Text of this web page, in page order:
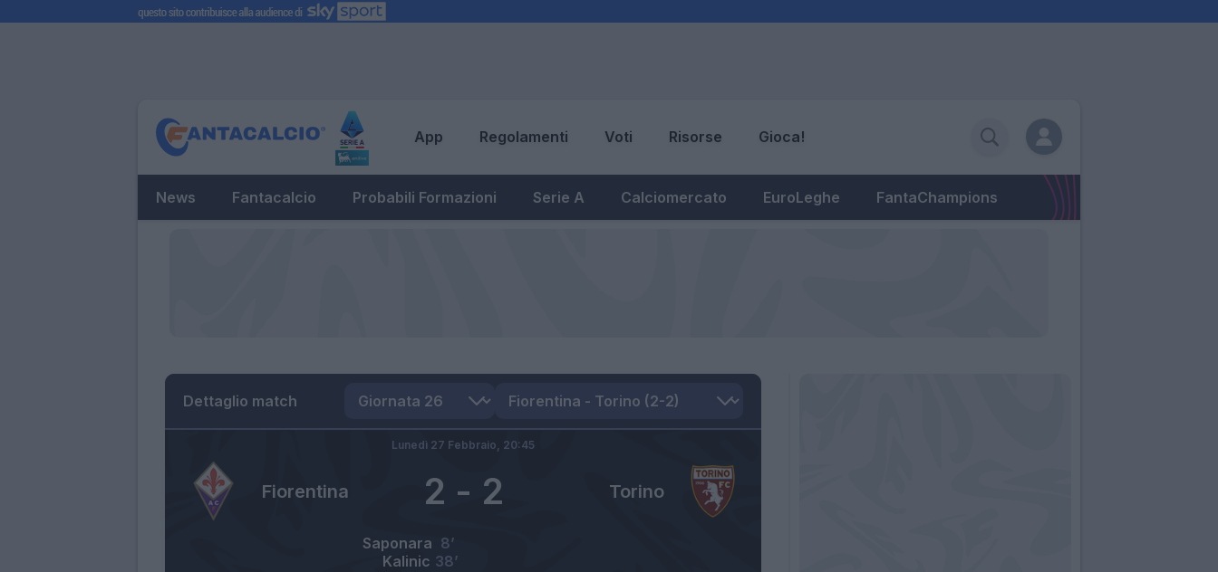
App Regolamenti Voti Risorse Gioca!
News Fantacalcio Probabili Formazioni Serie A Calciomercato EuroLeghe FantaChampions
Dettaglio match
Fiorentina Torino
2 - 2
Lunedì 27 Febbraio, 20:45
Saponara 8’
Kalinic 38’